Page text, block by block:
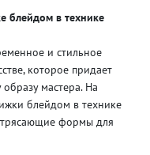
блейдом в технике
и стильное
которое придает
мастера. На
блейдом в технике
формы для